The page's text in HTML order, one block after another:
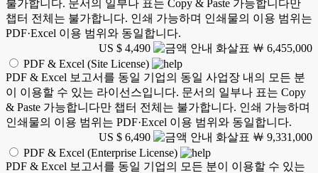
불가합니다. 문서의 일부나 표는 Copy & Paste 가능합니다만
챕터 전체는 불가합니다. 인쇄 가능하며 인쇄물의 이용 범위는
PDF·Excel 이용 범위와 동일합니다.
US $ 4,490
￦ 6,455,000
PDF & Excel (Site License)
PDF & Excel 보고서를 동일 기업의 동일 사업장 내의 모든 분
이 이용할 수 있는 라이선스입니다. 문서의 일부나 표는 Copy
& Paste 가능합니다만 챕터 전체는 불가합니다. 인쇄 가능하며
인쇄물의 이용 범위는 PDF·Excel 이용 범위와 동일합니다.
US $ 6,490
￦ 9,331,000
PDF & Excel (Enterprise License)
PDF & Excel 보고서를 동일 기업의 모든 분이 이용할 수 있는